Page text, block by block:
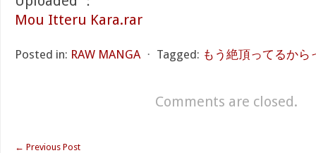
Mou Itteru Kara.rar
Posted in: RAW MANGA ⋅ Tagged: もう絶頂ってるか
Comments are closed.
← Previous Post